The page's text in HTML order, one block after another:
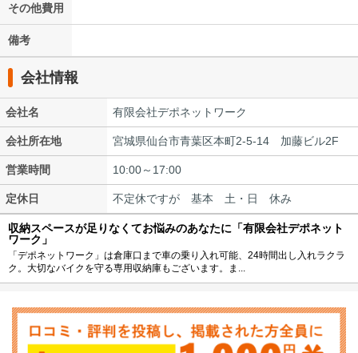
その他費用
備考
会社情報
会社名 有限会社デポネットワーク
会社所在地 宮城県仙台市青葉区本町2-5-14 加藤ビル2F
営業時間 10:00～17:00
定休日 不定休ですが 基本 土・日 休み
収納スペースが足りなくてお悩みのあなたに「有限会社デポネット
ワーク」
「デポネットワーク」は倉庫口まで車の乗り入れ可能、24時間出し入れラクラ
ク。大切なバイクを守る専用収納庫もございます。ま...